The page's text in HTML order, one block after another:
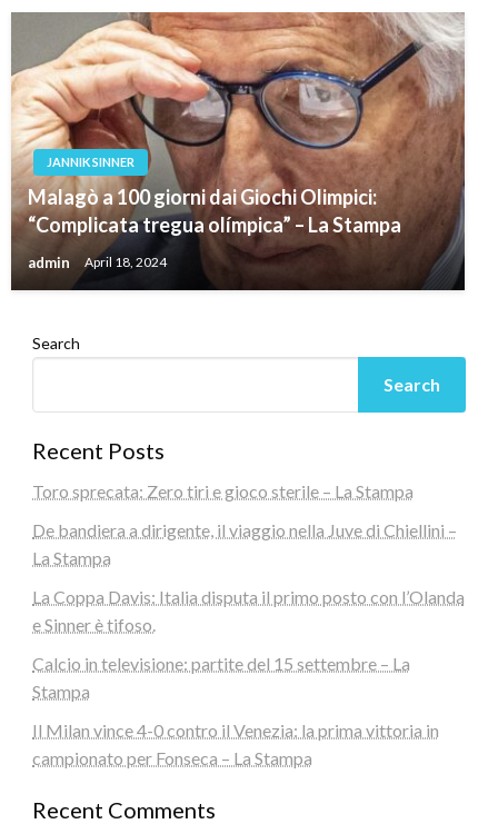
JANNIK SINNER
Malagò a 100 giorni dai Giochi Olimpici:
“Complicata tregua olímpica” – La Stampa
admin April 18, 2024
Search
Search
Recent Posts
Toro sprecata: Zero tiri e gioco sterile – La Stampa
De bandiera a dirigente, il viaggio nella Juve di Chiellini –
La Stampa
La Coppa Davis: Italia disputa il primo posto con l’Olanda
e Sinner è tifoso.
Calcio in televisione: partite del 15 settembre – La
Stampa
Il Milan vince 4-0 contro il Venezia: la prima vittoria in
campionato per Fonseca – La Stampa
Recent Comments